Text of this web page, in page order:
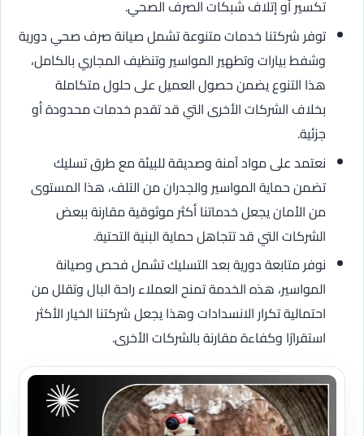
تكسير أو إتلاف شبكات الصرف الصحي.
توفر شركتنا خدمات متنوعة تشمل صيانة صرف صحي دورية
وشفط بيارات وتطهير المواسير وتنظيف المجاري بالكامل،
هذا التنوع يضمن حصول العميل على حلول متكاملة
بخلاف الشركات الأخرى التي قد تقدم خدمات محدودة أو
جزئية.
نعتمد على مواد آمنة وصديقة للبيئة مع طرق تسليك
تضمن حماية المواسير والجدران من التلف، هذا المستوى
من الأمان يجعل خدماتنا أكثر موثوقية مقارنة ببعض
الشركات التي قد تتجاهل حماية البنية التحتية.
نوفر متابعة دورية بعد التسليك تشمل فحص وصيانة
المواسير، هذه الخدمة تمنح العملاء راحة البال وتقلل من
احتمالية تكرار الانسدادات وهذا يجعل شركتنا الخيار الأكثر
استقرارًا وكفاءة مقارنة بالشركات الأخرى.